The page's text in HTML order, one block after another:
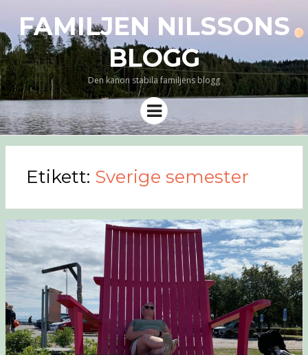
FAMILJEN NILSSONS
BLOGG
Den kanon stabila familjens blogg
Meny
Etikett: Sverige semester